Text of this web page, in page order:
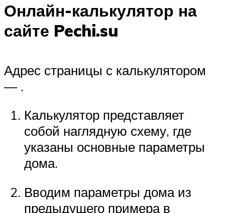
Онлайн-калькулятор на
сайте Pechi.su
Адрес страницы с калькулятором
— .
Калькулятор представляет
собой наглядную схему, где
указаны основные параметры
дома.
Вводим параметры дома из
предыдущего примера в